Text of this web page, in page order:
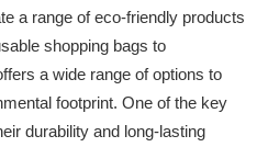
a range of eco-friendly products
shopping bags to
a wide range of options to
footprint. One of the key
durability and long-lasting